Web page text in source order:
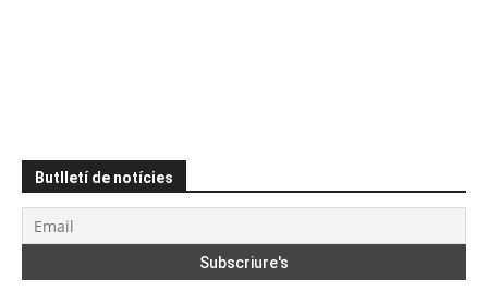
Butlletí de notícies